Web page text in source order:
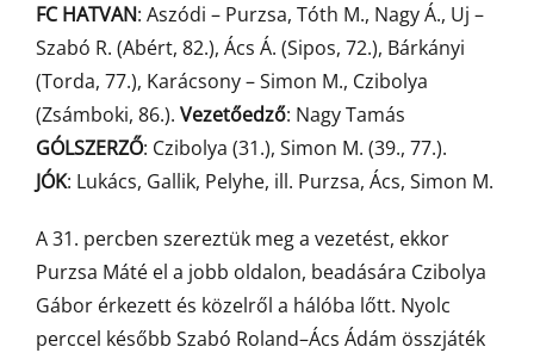
FC HATVAN: Aszódi – Purzsa, Tóth M., Nagy Á., Uj –
Szabó R. (Abért, 82.), Ács Á. (Sipos, 72.), Bárkányi
(Torda, 77.), Karácsony – Simon M., Czibolya
(Zsámboki, 86.). Vezetőedző: Nagy Tamás
GÓLSZERZŐ: Czibolya (31.), Simon M. (39., 77.).
JÓK: Lukács, Gallik, Pelyhe, ill. Purzsa, Ács, Simon M.
A 31. percben szereztük meg a vezetést, ekkor
Purzsa Máté el a jobb oldalon, beadására Czibolya
Gábor érkezett és közelről a hálóba lőtt. Nyolc
perccel később Szabó Roland–Ács Ádám összjáték